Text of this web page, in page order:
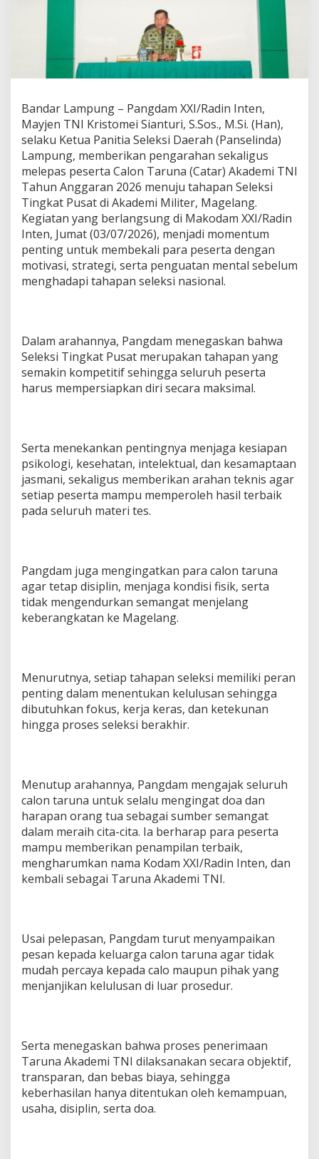
I
P
A
N
D
A
M
L
E
P
A
S
C
A
O
D
A
M
X
R
Bandar Lampung – Pangdam XXI/Radin Inten,
Mayjen TNI Kristomei Sianturi, S.Sos., M.Si. (Han),
selaku Ketua Panitia Seleksi Daerah (Panselinda)
Lampung, memberikan pengarahan sekaligus
melepas peserta Calon Taruna (Catar) Akademi TNI
Tahun Anggaran 2026 menuju tahapan Seleksi
Tingkat Pusat di Akademi Militer, Magelang.
Kegiatan yang berlangsung di Makodam XXI/Radin
Inten, Jumat (03/07/2026), menjadi momentum
penting untuk membekali para peserta dengan
motivasi, strategi, serta penguatan mental sebelum
menghadapi tahapan seleksi nasional.
Dalam arahannya, Pangdam menegaskan bahwa
Seleksi Tingkat Pusat merupakan tahapan yang
semakin kompetitif sehingga seluruh peserta
harus mempersiapkan diri secara maksimal.
Serta menekankan pentingnya menjaga kesiapan
psikologi, kesehatan, intelektual, dan kesamaptaan
jasmani, sekaligus memberikan arahan teknis agar
setiap peserta mampu memperoleh hasil terbaik
pada seluruh materi tes.
Pangdam juga mengingatkan para calon taruna
agar tetap disiplin, menjaga kondisi fisik, serta
tidak mengendurkan semangat menjelang
keberangkatan ke Magelang.
Menurutnya, setiap tahapan seleksi memiliki peran
penting dalam menentukan kelulusan sehingga
dibutuhkan fokus, kerja keras, dan ketekunan
hingga proses seleksi berakhir.
Menutup arahannya, Pangdam mengajak seluruh
calon taruna untuk selalu mengingat doa dan
harapan orang tua sebagai sumber semangat
dalam meraih cita-cita. Ia berharap para peserta
mampu memberikan penampilan terbaik,
mengharumkan nama Kodam XXI/Radin Inten, dan
kembali sebagai Taruna Akademi TNI.
Usai pelepasan, Pangdam turut menyampaikan
pesan kepada keluarga calon taruna agar tidak
mudah percaya kepada calo maupun pihak yang
menjanjikan kelulusan di luar prosedur.
Serta menegaskan bahwa proses penerimaan
Taruna Akademi TNI dilaksanakan secara objektif,
transparan, dan bebas biaya, sehingga
keberhasilan hanya ditentukan oleh kemampuan,
usaha, disiplin, serta doa.